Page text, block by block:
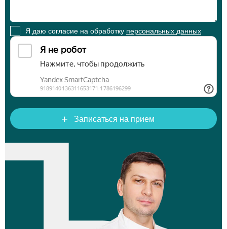
Я даю согласие на обработку персональных данных
+ Записаться на прием